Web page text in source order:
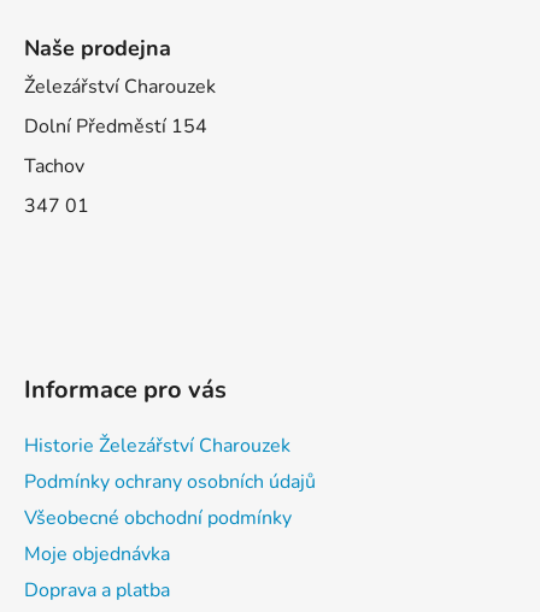
Naše prodejna
Železářství Charouzek
Dolní Předměstí 154
Tachov
347 01
Informace pro vás
Historie Železářství Charouzek
Podmínky ochrany osobních údajů
Všeobecné obchodní podmínky
Moje objednávka
Doprava a platba